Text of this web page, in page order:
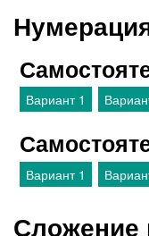
Вариант 1
Вариант 1
Сложение